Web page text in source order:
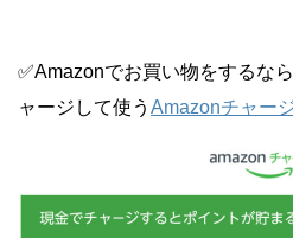
✅Amazonでお買い物をするな
ャージして使う Amazonチャー